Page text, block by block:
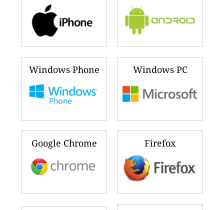
Windows Phone Windows PC
Google Chrome Firefox